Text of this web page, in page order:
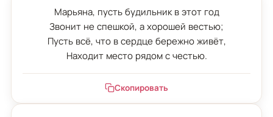
Марьяна, пусть будильник в этот год
Звонит не спешкой, а хорошей вестью;
Пусть всё, что в сердце бережно живёт,
Находит место рядом с честью.
Скопировать